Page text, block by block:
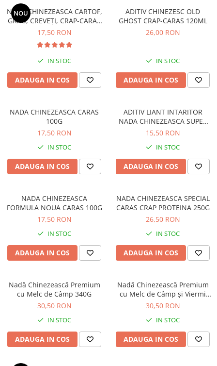
NOU
NADA CHINEZEASCA CARTOF,
GRÂU, CREVEȚI, CRAP-CARAS
120G
17,50 RON
IN STOC
ADAUGA IN COS
ADITIV CHINEZESC OLD
GHOST CRAP-CARAS 120ML
26,00 RON
IN STOC
ADAUGA IN COS
NADA CHINEZEASCA CARAS
100G
17,50 RON
IN STOC
ADAUGA IN COS
ADITIV LIANT INTARITOR
NADA CHINEZEASCA SUPER
FINA 100G
15,50 RON
IN STOC
ADAUGA IN COS
NADA CHINEZEASCA
FORMULA NOUA CARAS 100G
17,50 RON
IN STOC
ADAUGA IN COS
NADA CHINEZEASCA SPECIAL
CARAS CRAP PROTEINA 250G
26,50 RON
IN STOC
ADAUGA IN COS
Nadă Chinezească Premium
cu Melc de Câmp 340G
30,50 RON
IN STOC
ADAUGA IN COS
Nadă Chinezească Premium
cu Melc de Câmp și Viermi
340G
30,50 RON
IN STOC
ADAUGA IN COS